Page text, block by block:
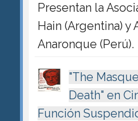
Presentan la
Hain (Argentina) y
Anaronque (Perú).
"The
Death" en
Función